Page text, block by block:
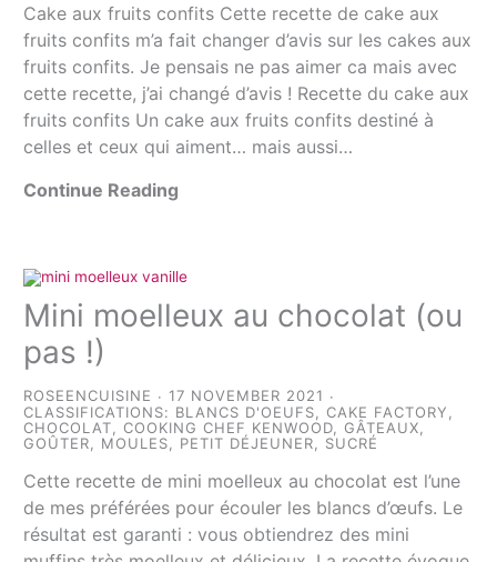
Cake aux fruits confits Cette recette de cake aux
fruits confits m’a fait changer d’avis sur les cakes aux
fruits confits. Je pensais ne pas aimer ca mais avec
cette recette, j’ai changé d’avis ! Recette du cake aux
fruits confits Un cake aux fruits confits destiné à
celles et ceux qui aiment… mais aussi…
Continue Reading
Mini moelleux au chocolat (ou
pas !)
ROSEENCUISINE
17 NOVEMBER 2021
CLASSIFICATIONS: BLANCS D'OEUFS ,CAKE FACTORY
CHOCOLAT ,COOKING CHEF KENWOOD ,GÂTEAUX
GOÛTER
MOULES PETIT DÉJEUNER SUCRÉ
Cette recette de mini moelleux au chocolat est l’une
de mes préférées pour écouler les blancs d’œufs. Le
résultat est garanti : vous obtiendrez des mini